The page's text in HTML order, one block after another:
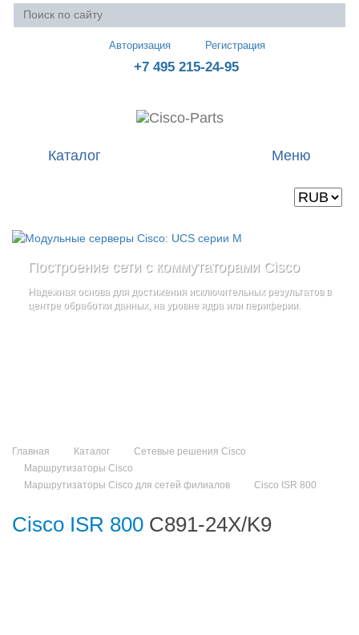
Авторизация Регистрация
+7 495 215-24-95
Меню
Каталог
Построение сети с коммутаторами Cisco
Надежная основа для достижения исключительных результатов в
центре обработки данных, на уровне ядра или периферии.
Стоечные серверы Cisco UCS серии C
Созданы для сокращения общей стоимости владенияи
повышение адаптивности Вашего бизнеса
дополнительные компоненты
Главная Каталог
Сетевые решения Cisco
Маршрутизаторы Cisco
Маршрутизаторы Cisco для сетей филиалов
Cisco ISR 800
Cisco ISR 800 C891-24X/K9